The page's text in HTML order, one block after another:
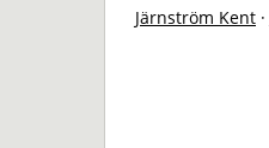
Järnström Kent ·